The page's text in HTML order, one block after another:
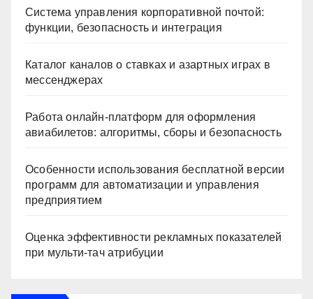
Система управления корпоративной почтой:
функции, безопасность и интеграция
Каталог каналов о ставках и азартных играх в
мессенджерах
Работа онлайн‑платформ для оформления
авиабилетов: алгоритмы, сборы и безопасность
Особенности использования бесплатной версии
программ для автоматизации и управления
предприятием
Оценка эффективности рекламных показателей
при мульти-тач атрибуции